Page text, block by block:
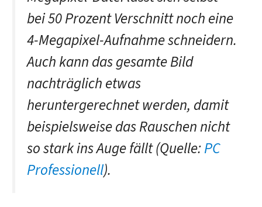
bei 50 Prozent Verschnitt noch eine
4-Megapixel-Aufnahme schneidern.
Auch kann das gesamte Bild
nachträglich etwas
heruntergerechnet werden, damit
beispielsweise das Rauschen nicht
so stark ins Auge fällt (Quelle:PC
Professionell).